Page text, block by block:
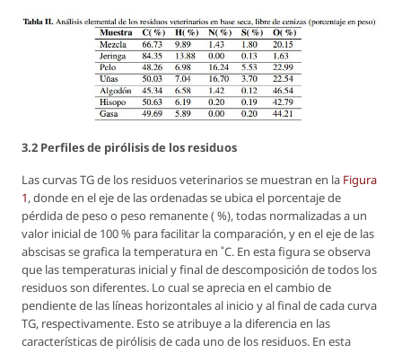
3.2 Perfiles de pirólisis de los residuos
Las curvas TG de los residuos veterinarios se muestran en la Figura
1, donde en el eje de las ordenadas se ubica el porcentaje de
pérdida de peso o peso remanente ( %), todas normalizadas a un
valor inicial de 100 % para facilitar la comparación, y en el eje de las
abscisas se grafica la temperatura en ˚C. En esta figura se observa
que las temperaturas inicial y final de descomposición de todos los
residuos son diferentes. Lo cual se aprecia en el cambio de
pendiente de las líneas horizontales al inicio y al final de cada curva
TG, respectivamente. Esto se atribuye a la diferencia en las
características de pirólisis de cada uno de los residuos. En esta